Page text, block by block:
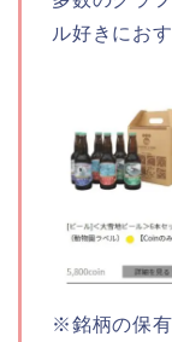
ル好きにお
※銘柄の保